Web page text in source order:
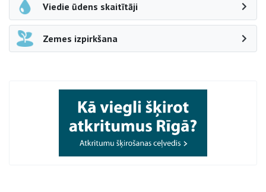
Viedie ūdens skaitītāji
Zemes izpirkšana